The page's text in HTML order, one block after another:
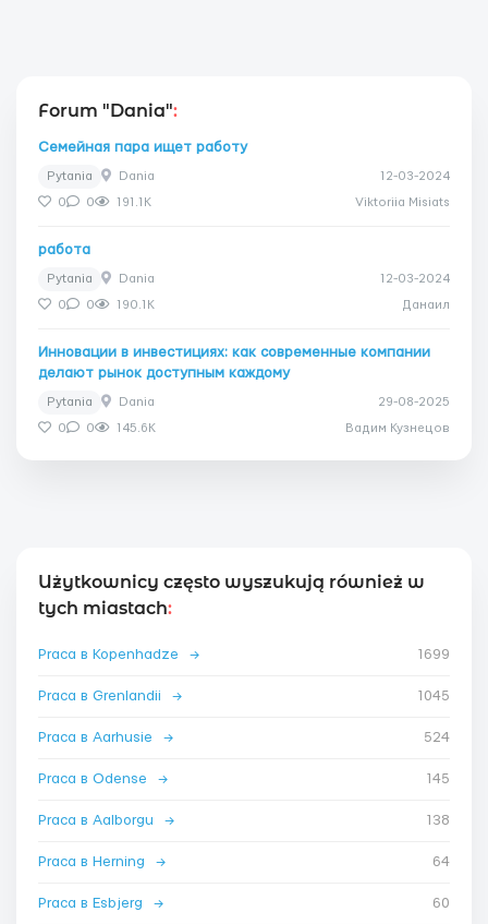
Forum "Dania":
Семейная пара ищет работу
Pytania Dania 12-03-2024
0 0 191.1K Viktoriia Misiats
работа
Pytania Dania 12-03-2024
0 0 190.1K Данаил
Инновации в инвестициях: как современные компании
делают рынок доступным каждому
Pytania Dania 29-08-2025
0 0 145.6K Вадим Кузнецов
Użytkownicy często wyszukują również w
tych miastach:
Praca в Kopenhadze → 1699
Praca в Grenlandii → 1045
Praca в Aarhusie → 524
Praca в Odense → 145
Praca в Aalborgu → 138
Praca в Herning → 64
Praca в Esbjerg → 60